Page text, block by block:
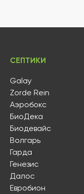
СЕПТИКИ
Galay
Zorde Rein
Аэробокс
БиоДека
Биодевайс
Волгарь
Гарда
Генезис
Далос
Евробион